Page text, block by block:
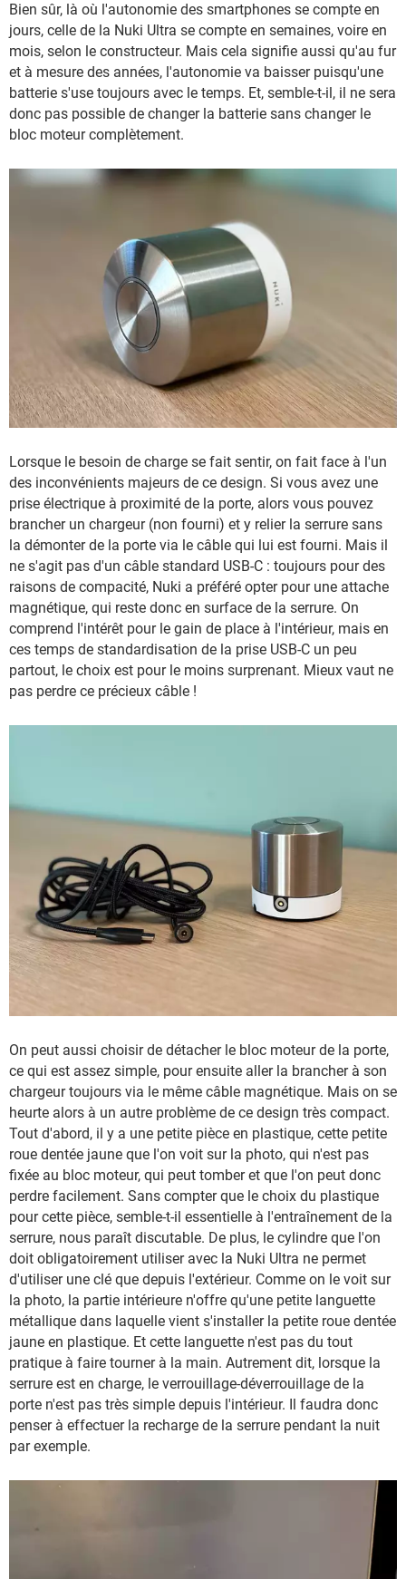
Bien sûr, là où l'autonomie des smartphones se compte en
jours, celle de la Nuki Ultra se compte en semaines, voire en
mois, selon le constructeur. Mais cela signifie aussi qu'au fur
et à mesure des années, l'autonomie va baisser puisqu'une
batterie s'use toujours avec le temps. Et, semble-t-il, il ne sera
donc pas possible de changer la batterie sans changer le
bloc moteur complètement.
Lorsque le besoin de charge se fait sentir, on fait face à l'un
des inconvénients majeurs de ce design. Si vous avez une
prise électrique à proximité de la porte, alors vous pouvez
brancher un chargeur (non fourni) et y relier la serrure sans
la démonter de la porte via le câble qui lui est fourni. Mais il
ne s'agit pas d'un câble standard USB-C : toujours pour des
raisons de compacité, Nuki a préféré opter pour une attache
magnétique, qui reste donc en surface de la serrure. On
comprend l'intérêt pour le gain de place à l'intérieur, mais en
ces temps de standardisation de la prise USB-C un peu
partout, le choix est pour le moins surprenant. Mieux vaut ne
pas perdre ce précieux câble !
On peut aussi choisir de détacher le bloc moteur de la porte,
ce qui est assez simple, pour ensuite aller la brancher à son
chargeur toujours via le même câble magnétique. Mais on se
heurte alors à un autre problème de ce design très compact.
Tout d'abord, il y a une petite pièce en plastique, cette petite
roue dentée jaune que l'on voit sur la photo, qui n'est pas
fixée au bloc moteur, qui peut tomber et que l'on peut donc
perdre facilement. Sans compter que le choix du plastique
pour cette pièce, semble-t-il essentielle à l'entraînement de la
serrure, nous paraît discutable. De plus, le cylindre que l'on
doit obligatoirement utiliser avec la Nuki Ultra ne permet
d'utiliser une clé que depuis l'extérieur. Comme on le voit sur
la photo, la partie intérieure n'offre qu'une petite languette
métallique dans laquelle vient s'installer la petite roue dentée
jaune en plastique. Et cette languette n'est pas du tout
pratique à faire tourner à la main. Autrement dit, lorsque la
serrure est en charge, le verrouillage-déverrouillage de la
porte n'est pas très simple depuis l'intérieur. Il faudra donc
penser à effectuer la recharge de la serrure pendant la nuit
par exemple.